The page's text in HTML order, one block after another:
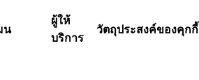
น
ผู้ให้
บริการ
วัตถุประสงค์ของคุกกี้